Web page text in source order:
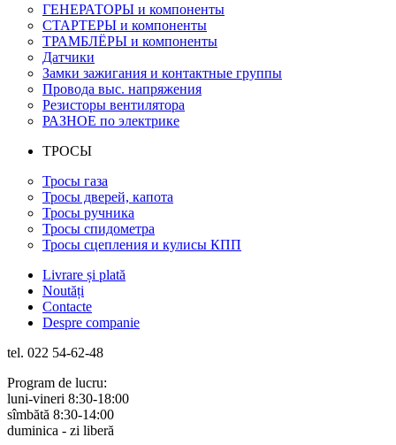
ГЕНЕРАТОРЫ и компоненты
СТАРТЕРЫ и компоненты
ТРАМБЛЁРЫ и компоненты
Датчики
Замки зажигания и контактные группы
Провода выс. напряжения
Резисторы вентилятора
РАЗНОЕ по электрике
ТРОСЫ
Тросы газа
Тросы дверей, капота
Тросы ручника
Тросы спидометра
Тросы сцепления и кулисы КПП
Livrare și plată
Noutăți
Contacte
Despre companie
tel. 022 54-62-48
Program de lucru:
luni-vineri 8:30-18:00
sîmbătă 8:30-14:00
duminica - zi liberă